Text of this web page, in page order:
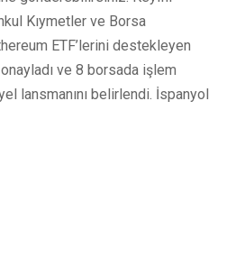
Kıymetler ve Borsa
ETF’lerini destekleyen
ve 8 borsada işlem
lansmanını belirlendi. İspanyol